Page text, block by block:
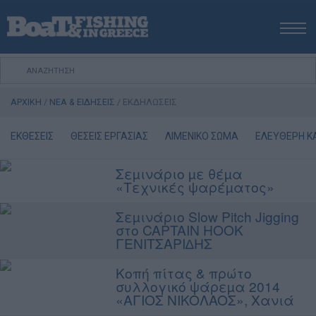
ΑΡΧΙΚΗ
ΕΚΔΟΣΕΙΣ
ΨΑΡΕΜΑ ΑΠΟ ΑΚΤΗ
ΨΑΡΟΤΟΥΦΕΚΟ
VIDEO
ΘΕΣΣΑΛΟΝΙΚΗ BOAT & FISHING SHOW 2025
BOAT & FISHING SHOW 2025
ΑΡΧΙΚΗ / ΝΕΑ & ΕΙΔΗΣΕΙΣ / ΕΚΔΗΛΩΣΕΙΣ
ΕΚΘΕΣΕΙΣ ΘΕΣΕΙΣ ΕΡΓΑΣΙΑΣ ΛΙΜΕΝΙΚΟ ΣΩΜΑ ΕΛΕΥΘΕΡΗ
Σεµινάριο µε θέµα
«Τεχνικές ψαρέµατος»
Σεµινάριο Slow Pitch Jigging
στο CAPTAIN HOOK
ΓΕΝΙΤΣΑΡΙ∆ΗΣ
Κοπή πίτας & πρώτο
συλλογικό ψάρεµα 2014
«AΓΙΟΣ NIKOΛAOΣ», Χανιά